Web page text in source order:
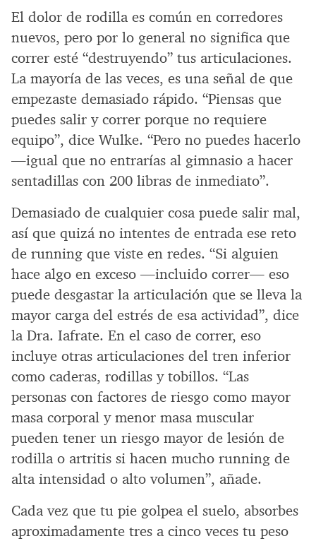
El dolor de rodilla es común en corredores
nuevos, pero por lo general no significa que
correr esté “destruyendo” tus articulaciones.
La mayoría de las veces, es una señal de que
empezaste demasiado rápido. “Piensas que
puedes salir y correr porque no requiere
equipo”, dice Wulke. “Pero no puedes hacerlo
—igual que no entrarías al gimnasio a hacer
sentadillas con 200 libras de inmediato”.
Demasiado de cualquier cosa puede salir mal,
así que quizá no intentes de entrada ese reto
de running que viste en redes. “Si alguien
hace algo en exceso —incluido correr— eso
puede desgastar la articulación que se lleva la
mayor carga del estrés de esa actividad”, dice
la Dra. Iafrate. En el caso de correr, eso
incluye otras articulaciones del tren inferior
como caderas, rodillas y tobillos. “Las
personas con factores de riesgo como mayor
masa corporal y menor masa muscular
pueden tener un riesgo mayor de lesión de
rodilla o artritis si hacen mucho running de
alta intensidad o alto volumen”, añade.
Cada vez que tu pie golpea el suelo, absorbes
aproximadamente tres a cinco veces tu peso